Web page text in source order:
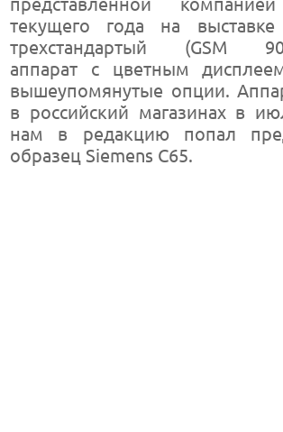
текущего года на выставке
трехстандартый (GSM
аппарат с цветным
вышеупомянутые опции.
в российский магазинах в
нам в редакцию попал
образец Siemens С65.